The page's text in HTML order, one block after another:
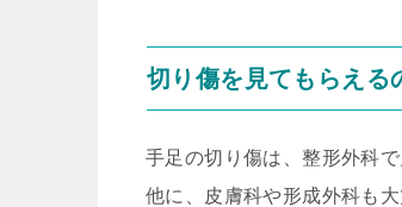
切り傷を見てもらえる
手足の切り傷は、整形外科で
他に、皮膚科や形成外科も大